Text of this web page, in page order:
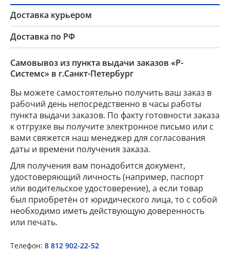
Доставка курьером
Доставка по РФ
Самовывоз из пункта выдачи заказов «Р-
Системс» в г.Санкт-Петербург
Вы можете самостоятельно получить ваш заказ в
рабочий день непосредственно в часы работы
пункта выдачи заказов. По факту готовности заказа
к отгрузке вы получите электронное письмо или с
вами свяжется наш менеджер для согласования
даты и времени получения заказа.
Для получения вам понадобится документ,
удостоверяющий личность (например, паспорт
или водительское удостоверение), а если товар
был приобретён от юридического лица, то с собой
необходимо иметь действующую доверенность
или печать.
Телефон: 8 812 902-22-52
×